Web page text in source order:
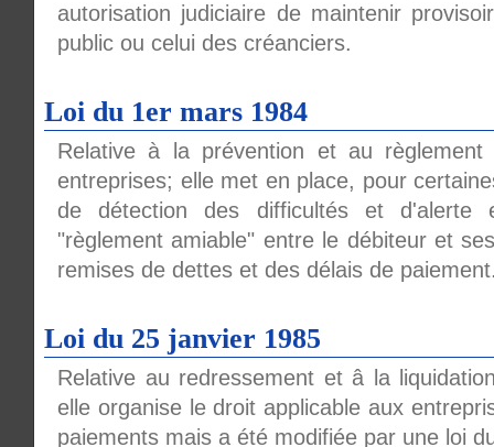
autorisation judiciaire de maintenir
public ou celui des créanciers.
Loi du 1er mars 1984
Relative à la prévention et au
entreprises; elle met en place, pour
de détection des difficultés et d'alerte
"règlement amiable" entre le débiteur et
remises de dettes et des délais de
Loi du 25 janvier 1985
Relative au redressement et â la
elle organise le droit applicable aux
paiements mais a été modifiée par une loi